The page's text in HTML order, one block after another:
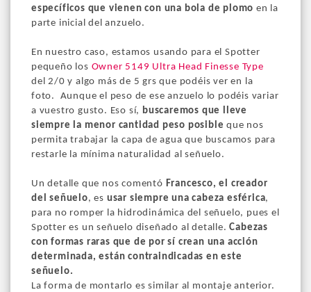
específicos que vienen con una bola de plomo en la
parte inicial del anzuelo.
En nuestro caso, estamos usando para el Spotter
pequeño los Owner 5149 Ultra Head Finesse Type
del 2/0 y algo más de 5 grs que podéis ver en la
foto. Aunque el peso de ese anzuelo lo podéis variar
a vuestro gusto. Eso sí, buscaremos que lleve
siempre la menor cantidad peso posible que nos
permita trabajar la capa de agua que buscamos para
restarle la mínima naturalidad al señuelo.
Un detalle que nos comentó Francesco, el creador
del señuelo, es usar siempre una cabeza esférica,
para no romper la hidrodinámica del señuelo, pues el
Spotter es un señuelo diseñado al detalle.Cabezas
con formas raras que de por sí crean una acción
determinada, están contraindicadas en este
señuelo.
La forma de montarlo es similar al montaje anterior.